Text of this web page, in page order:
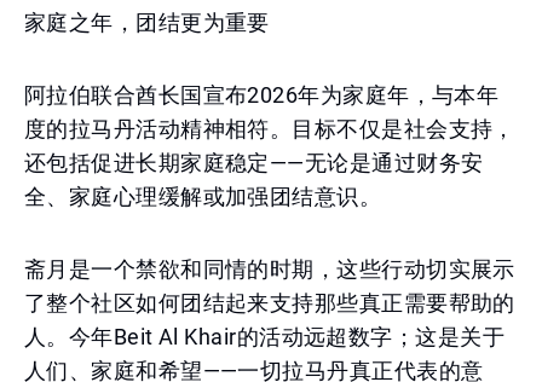
家庭之年，团结更为重要
阿拉伯联合酋长国宣布2026年为家庭年，与本年
度的拉马丹活动精神相符。目标不仅是社会支持，
还包括促进长期家庭稳定——无论是通过财务安
全、家庭心理缓解或加强团结意识。
斋月是一个禁欲和同情的时期，这些行动切实展示
了整个社区如何团结起来支持那些真正需要帮助的
人。今年Beit Al Khair的活动远超数字；这是关于
人们、家庭和希望——一切拉马丹真正代表的意